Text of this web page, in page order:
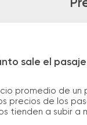
sale el
promedio de un
precios de los
tienden a subir a